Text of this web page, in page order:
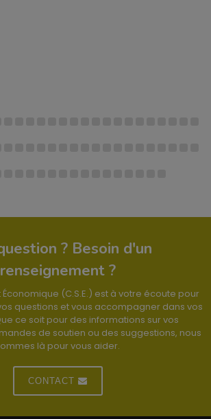
? Besoin d'un
renseignement ?
Économique (C.S.E.) est à votre écoute pour
questions et vous accompagner dans vos
ce soit pour des informations sur vos
de soutien ou des suggestions, nous
là pour vous aider.
CONTACT